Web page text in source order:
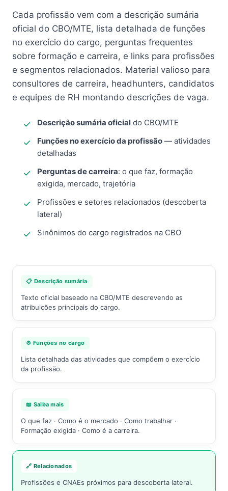
Cada profissão vem com a descrição sumária
oficial do CBO/MTE, lista detalhada de funções
no exercício do cargo, perguntas frequentes
sobre formação e carreira, e links para profissões
e segmentos relacionados. Material valioso para
consultores de carreira, headhunters, candidatos
e equipes de RH montando descrições de vaga.
Descrição sumária oficial do CBO/MTE
Funções no exercício da profissão — atividades
detalhadas
Perguntas de carreira: o que faz, formação
exigida, mercado, trajetória
Profissões e setores relacionados (descoberta
lateral)
Sinônimos do cargo registrados na CBO
📋 Descrição sumária
Texto oficial baseado na CBO/MTE descrevendo as
atribuições principais do cargo.
⚙️ Funções no cargo
Lista detalhada das atividades que compõem o exercício
da profissão.
📖 Saiba mais
O que faz · Como é o mercado · Como trabalhar ·
Formação exigida · Como é a carreira.
🔗 Relacionados
Profissões e CNAEs próximos para descoberta lateral.